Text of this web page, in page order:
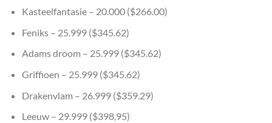
Kasteelfantasie – 20.000 ($266.00)
Feniks – 25.999 ($345.62)
Adams droom – 25.999 ($345.62)
Griffioen – 25.999 ($345.62)
Drakenvlam – 26.999 ($359.29)
Leeuw – 29.999 ($398,95)